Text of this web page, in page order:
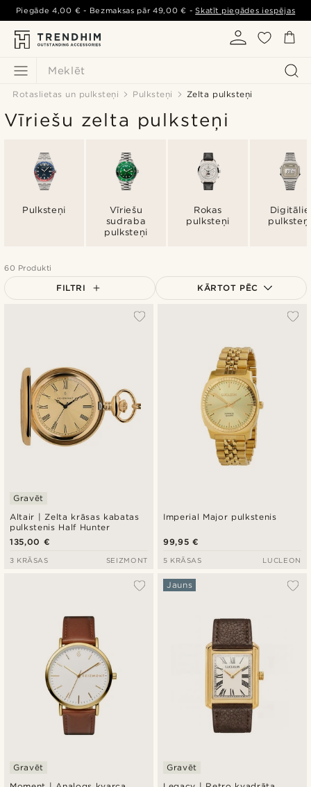
Meklēt
Piegāde4,00 € - Bezmaksas pār49,00 € -Skatīt piegādes iespējas
Rotaslietas un pulksteņi Pulksteņi Zelta pulksteņi
Vīriešu zelta pulksteņi
Pulksteņi
Vīriešu
sudraba
pulksteņi
Rokas
pulksteņi
Digitālie
pulksteņi
60 Produkti
FILTRI KĀRTOT PĒC
Zemākā cena
Augstākā cena
Altair | Zelta krāsas kabatas
pulkstenis Half Hunter
Gravēt
135,00 €
3 KRĀSAS SEIZMONT
Imperial Major pulkstenis
99,95 €
5 KRĀSAS LUCLEON
Gravēt
Jauns
Gravēt